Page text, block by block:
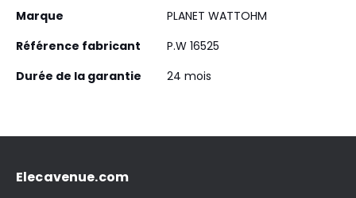
Marque
PLANET WATTOHM
Référence fabricant
P.W 16525
Durée de la garantie
24 mois
Elecavenue.com